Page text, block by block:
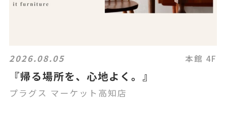
2026.08.05 本館 4F
『帰る場所を、心地よく。』
プラグス マーケット高知店